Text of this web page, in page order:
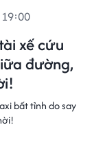
xế cứu
đường,